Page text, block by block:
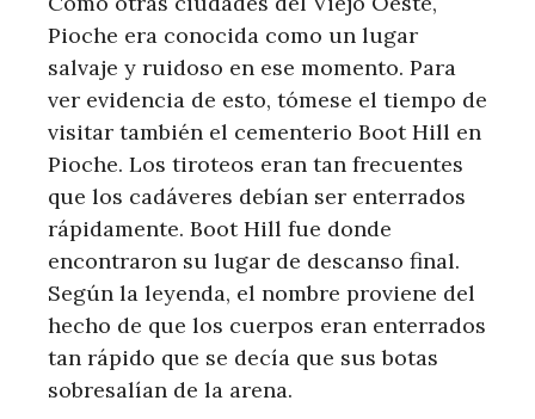
Pioche era conocida como un lugar
salvaje y ruidoso en ese momento. Para
ver evidencia de esto, tómese el tiempo de
visitar también el cementerio Boot Hill en
Pioche. Los tiroteos eran tan frecuentes
que los cadáveres debían ser enterrados
rápidamente. Boot Hill fue donde
encontraron su lugar de descanso final.
Según la leyenda, el nombre proviene del
hecho de que los cuerpos eran enterrados
tan rápido que se decía que sus botas
sobresalían de la arena.